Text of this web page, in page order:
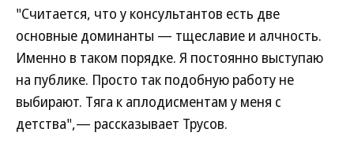
"Считается, что у консультантов есть две
основные доминанты — тщеславие и алчность.
Именно в таком порядке. Я постоянно выступаю
на публике. Просто так подобную работу не
выбирают. Тяга к аплодисментам у меня с
детства",— рассказывает Трусов.